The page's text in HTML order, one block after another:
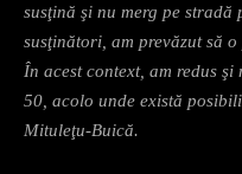
susţină şi nu merg pe stradă
susţinători, am prevăzut să
În acest context, am redus
50, acolo unde există
Mituleţu-Buică.